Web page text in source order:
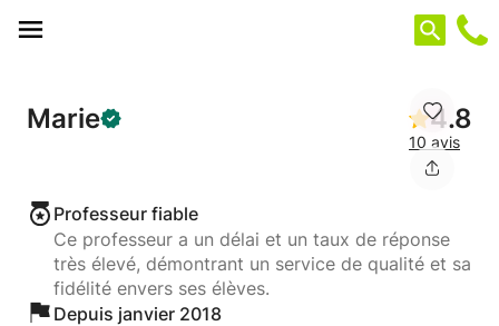
Marie 4.8
10 avis
Professeur fiable
Ce professeur a un délai et un taux de réponse
très élevé, démontrant un service de qualité et sa
fidélité envers ses élèves.
Depuis janvier 2018